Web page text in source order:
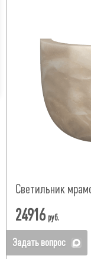
Светильник
24916 руб.
Задать вопрос